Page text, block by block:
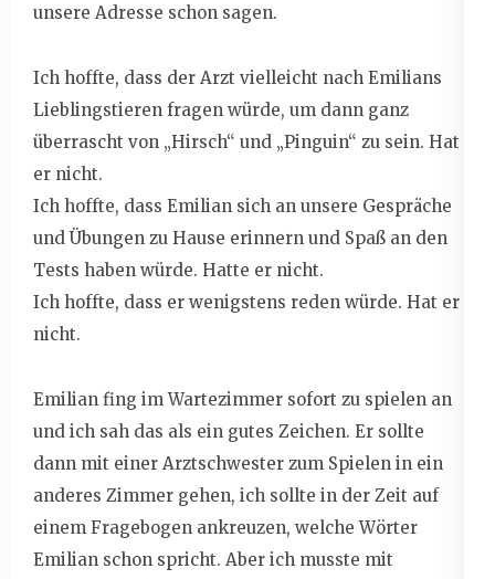
unsere Adresse schon sagen.
Ich hoffte, dass der Arzt vielleicht nach Emilians
Lieblingstieren fragen würde, um dann ganz
überrascht von „Hirsch“ und „Pinguin“ zu sein. Hat
er nicht.
Ich hoffte, dass Emilian sich an unsere Gespräche
und Übungen zu Hause erinnern und Spaß an den
Tests haben würde. Hatte er nicht.
Ich hoffte, dass er wenigstens reden würde. Hat er
nicht.
Emilian fing im Wartezimmer sofort zu spielen an
und ich sah das als ein gutes Zeichen. Er sollte
dann mit einer Arztschwester zum Spielen in ein
anderes Zimmer gehen, ich sollte in der Zeit auf
einem Fragebogen ankreuzen, welche Wörter
Emilian schon spricht. Aber ich musste mit